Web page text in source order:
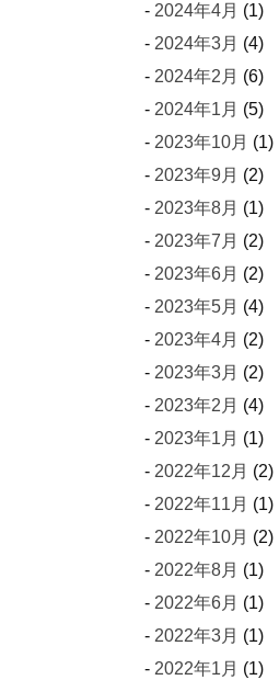
サービス始めまし
のし・メッセージ付
る仲間に、恩師に、感謝
の贈り物。 メイプル名古
ブ
う
現
よ
ま
2024年4月 (1)
2024年3月 (4)
2024年2月 (6)
2024年1月 (5)
2023年10月 (1)
2023年9月 (2)
2023年8月 (1)
2023年7月 (2)
2023年6月 (2)
2023年5月 (4)
2023年4月 (2)
2023年3月 (2)
2023年2月 (4)
2023年1月 (1)
2022年12月 (2)
2022年11月 (1)
2022年10月 (2)
2022年8月 (1)
2022年6月 (1)
2022年3月 (1)
2022年1月 (1)